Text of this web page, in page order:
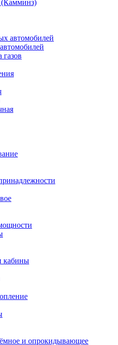
(Камминз)
автомобилей
кабины
и опрокидывающее